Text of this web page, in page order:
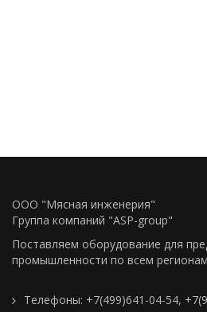
ООО "Мясная инженерия"
Группа компаний "ASP-group"
Поставляем оборудование для
промышленности по всем
Телефоны: +7(499)641-04-54,